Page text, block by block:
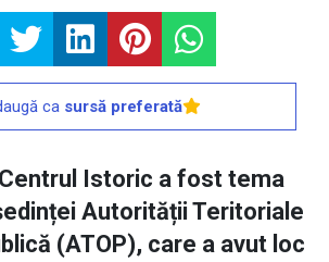
ca sursă preferată
Istoric a fost tema
Autorității Teritoriale
(ATOP), care a avut loc